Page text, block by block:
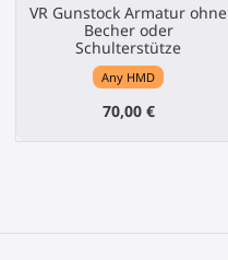
VR Gunstock Armatur ohne
Becher oder
Schulterstütze
Any HMD
70,00 €